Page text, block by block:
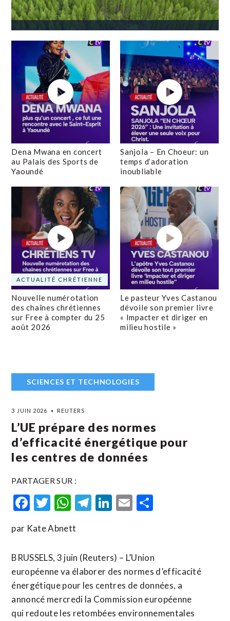
Dena Mwana en concert
au Palais des Sports de
Yaoundé
Sanjola – En Choeur: un
temps d’adoration
inoubliable
ACTUALITÉ CHRÉTIENNE
Nouvelle numérotation
des chaînes chrétiennes
sur Free à compter du 25
août 2026
Le pasteur Yves Castanou
dévoile son premier livre
« Impacter et diriger en
milieu hostile »
SCIENCES ET TECHNOLOGIES
3 JUIN 2026 REUTERS
L’UE prépare des normes
d’efficacité énergétique pour
les centres de données
PARTAGER SUR :
Facebook
Twitter
WhatsApp
Telegram
LinkedIn
Email
par Kate Abnett
BRUSSELS, 3 juin (Reuters) – L’Union
européenne va élaborer des normes d’efficacité
énergétique pour les centres de données, a
annoncé mercredi la Commission européenne
qui redoute les retombées environnementales